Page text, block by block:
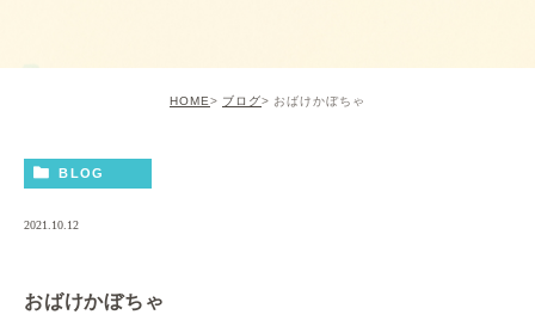
HOME ブログ おばけかぼちゃ
BLOG
2021.10.12
おばけかぼちゃ